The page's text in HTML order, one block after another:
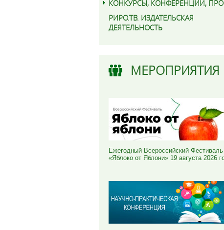
КОНКУРСЫ, КОНФЕРЕНЦИИ,
РИРО.ТВ. ИЗДАТЕЛЬСКАЯ
ДЕЯТЕЛЬНОСТЬ
МЕРОПРИЯТИЯ
Ежегодный Всероссийский Фестиваль
«Яблоко от Яблони» 19 августа 2026